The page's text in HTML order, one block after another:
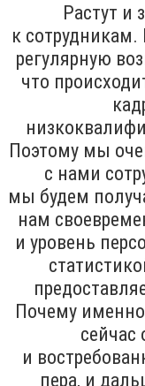
Растут и
к
регулярную
что
Поэтому мы
с нами
мы будем
нам
и уровень
Почему
и
пера, и